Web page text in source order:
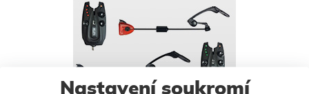
Nastavení soukromí